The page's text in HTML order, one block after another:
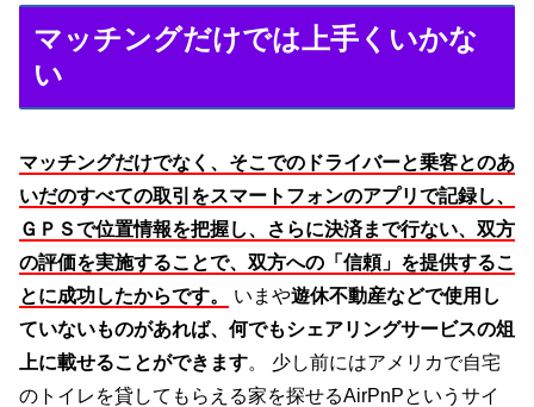
マッチングだけでは上手くいかな
い
マッチングだけでなく、そこでのドライバーと乗客とのあ
いだのすべての取引をスマートフォンのアプリで記録し、
ＧＰＳで位置情報を把握し、さらに決済まで行ない、双方
の評価を実施することで、双方への「信頼」を提供するこ
とに成功したからです。
いまや遊休不動産などで使用し
ていないものがあれば、何でもシェアリングサービスの俎
上に載せることができます。 少し前にはアメリカで自宅
のトイレを貸してもらえる家を探せるAirPnPというサイ